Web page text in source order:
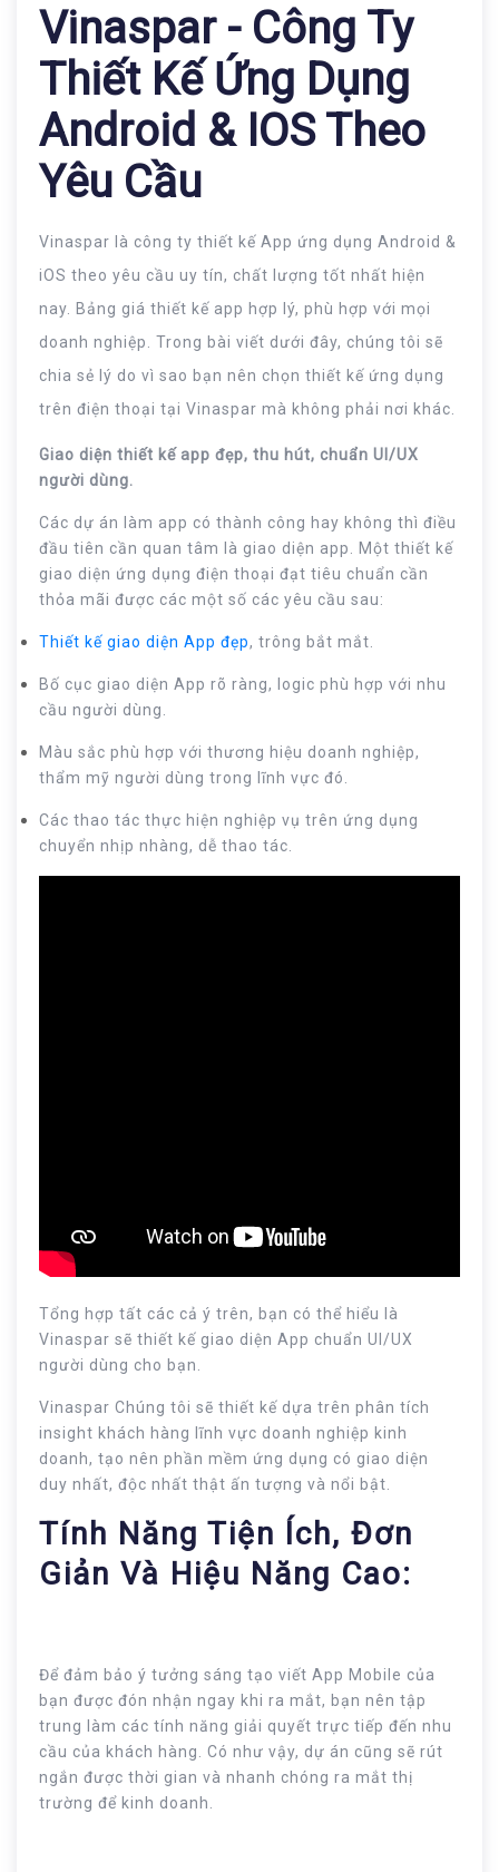
Vinaspar - Công Ty
Thiết Kế Ứng Dụng
Android & IOS Theo
Yêu Cầu
Vinaspar là công ty thiết kế App ứng dụng Android &
iOS theo yêu cầu uy tín, chất lượng tốt nhất hiện
nay. Bảng giá thiết kế app hợp lý, phù hợp với mọi
doanh nghiệp. Trong bài viết dưới đây, chúng tôi sẽ
chia sẻ lý do vì sao bạn nên chọn thiết kế ứng dụng
trên điện thoại tại Vinaspar mà không phải nơi khác.
Giao diện thiết kế app đẹp, thu hút, chuẩn UI/UX
người dùng.
Các dự án làm app có thành công hay không thì điều
đầu tiên cần quan tâm là giao diện app. Một thiết kế
giao diện ứng dụng điện thoại đạt tiêu chuẩn cần
thỏa mãi được các một số các yêu cầu sau:
Thiết kế giao diện App đẹp, trông bắt mắt.
Bố cục giao diện App rõ ràng, logic phù hợp với nhu
cầu người dùng.
Màu sắc phù hợp với thương hiệu doanh nghiệp,
thẩm mỹ người dùng trong lĩnh vực đó.
Các thao tác thực hiện nghiệp vụ trên ứng dụng
chuyển nhịp nhàng, dễ thao tác.
Tổng hợp tất các cả ý trên, bạn có thể hiểu là
Vinaspar sẽ thiết kế giao diện App chuẩn UI/UX
người dùng cho bạn.
Vinaspar Chúng tôi sẽ thiết kế dựa trên phân tích
insight khách hàng lĩnh vực doanh nghiệp kinh
doanh, tạo nên phần mềm ứng dụng có giao diện
duy nhất, độc nhất thật ấn tượng và nổi bật.
Tính Năng Tiện Ích, Đơn
Giản Và Hiệu Năng Cao:
Để đảm bảo ý tưởng sáng tạo viết App Mobile của
bạn được đón nhận ngay khi ra mắt, bạn nên tập
trung làm các tính năng giải quyết trực tiếp đến nhu
cầu của khách hàng. Có như vậy, dự án cũng sẽ rút
ngắn được thời gian và nhanh chóng ra mắt thị
trường để kinh doanh.